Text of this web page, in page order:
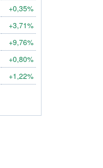
+0,35%
+3,71%
+9,76%
+0,80%
+1,22%